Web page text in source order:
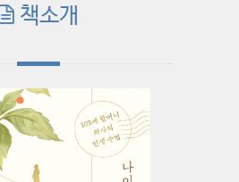
책소개